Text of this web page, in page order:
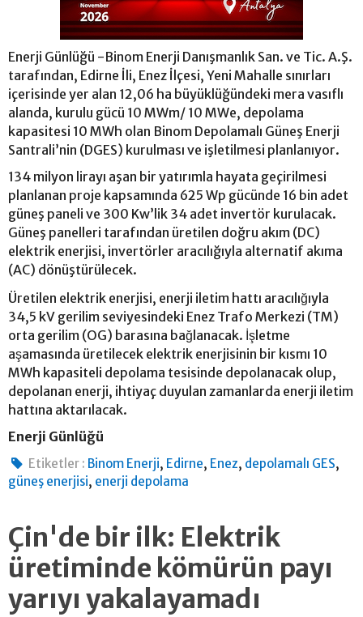
Enerji Günlüğü -Binom Enerji Danışmanlık San. ve Tic. A.Ş.
tarafından, Edirne İli, Enez İlçesi, Yeni Mahalle sınırları
içerisinde yer alan 12,06 ha büyüklüğündeki mera vasıflı
alanda, kurulu gücü 10 MWm/ 10 MWe, depolama
kapasitesi 10 MWh olan Binom Depolamalı Güneş Enerji
Santrali’nin (DGES) kurulması ve işletilmesi planlanıyor.
134 milyon lirayı aşan bir yatırımla hayata geçirilmesi
planlanan proje kapsamında 625 Wp gücünde 16 bin adet
güneş paneli ve 300 Kw’lik 34 adet invertör kurulacak.
Güneş panelleri tarafından üretilen doğru akım (DC)
elektrik enerjisi, invertörler aracılığıyla alternatif akıma
(AC) dönüştürülecek.
Üretilen elektrik enerjisi, enerji iletim hattı aracılığıyla
34,5 kV gerilim seviyesindeki Enez Trafo Merkezi (TM)
orta gerilim (OG) barasına bağlanacak. İşletme
aşamasında üretilecek elektrik enerjisinin bir kısmı 10
MWh kapasiteli depolama tesisinde depolanacak olup,
depolanan enerji, ihtiyaç duyulan zamanlarda enerji iletim
hattına aktarılacak.
Enerji Günlüğü
Etiketler : Binom Enerji, Edirne, Enez, depolamalı GES,
güneş enerjisi, enerji depolama
Çin'de bir ilk: Elektrik
üretiminde kömürün payı
yarıyı yakalayamadı